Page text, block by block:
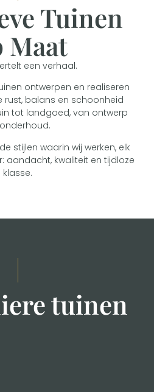
Tuinen
Maat
een verhaal.
ontwerpen en realiseren
rust, balans en schoonheid
tot landgoed, van ontwerp
stijlen waarin wij werken, elk
aandacht, kwaliteit en tijdloze
klasse.
tuinen